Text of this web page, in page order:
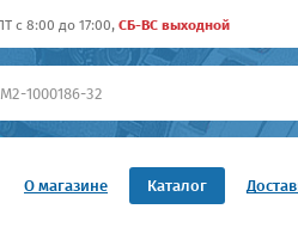
c 8:00 до 17:00, СБ-ВС выходной
О магазине Каталог